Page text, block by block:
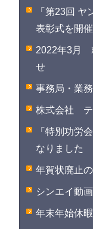
「第23回 ヤ
表彰式を開催
2022年3月
せ
事務局・業
株式会社 テ
「特別功労
なりました
年賀状廃止
シンエイ動
年末年始休暇